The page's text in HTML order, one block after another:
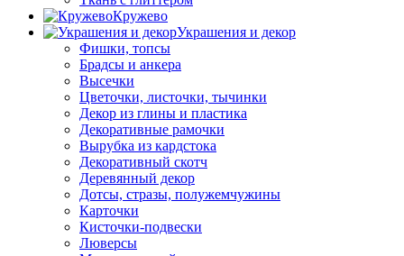
Кружево
Украшения и декор
Фишки, топсы
Брадсы и анкера
Высечки
Цветочки, листочки, тычинки
Декор из глины и пластика
Декоративные рамочки
Вырубка из кардстока
Декоративный скотч
Деревянный декор
Дотсы, стразы, полужемчужины
Карточки
Кисточки-подвески
Люверсы